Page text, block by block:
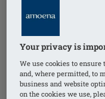
Your privacy is
We use cookies to
and, where permitted, to
business and website
on the cookies we use,